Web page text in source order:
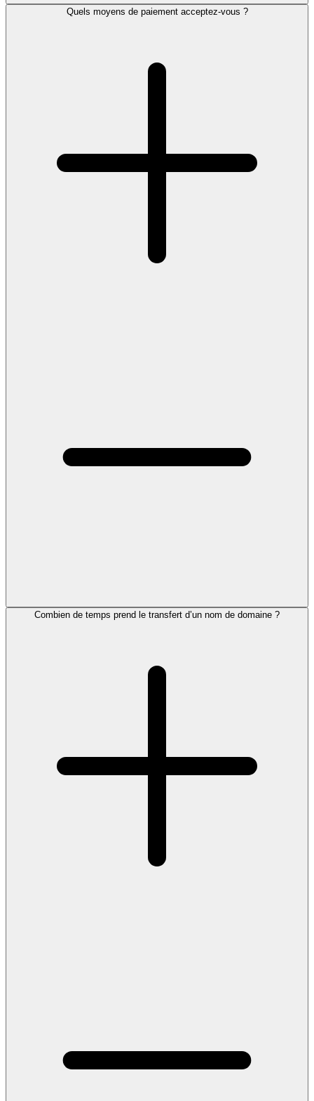
Quels moyens de paiement acceptez-vous ?
Combien de temps prend le transfert d’un nom de domaine ?